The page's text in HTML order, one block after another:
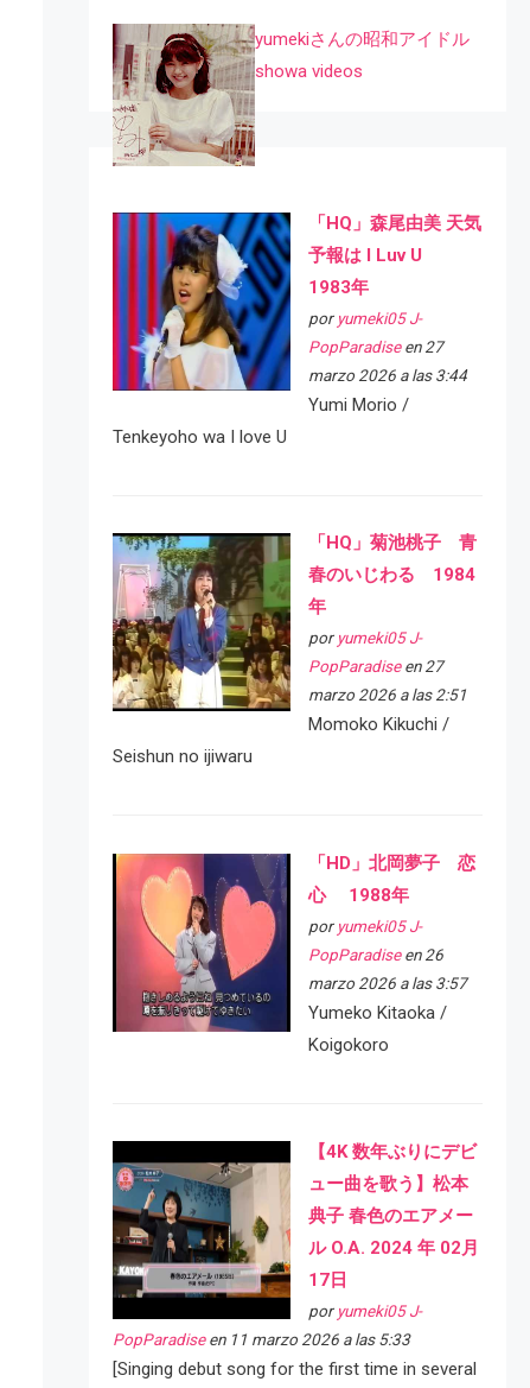
yumekiさんの昭和アイドル
showa videos
「HQ」森尾由美 天気
予報は I Luv U
1983年
por yumeki05 J-
PopParadiseen 27
marzo 2026 a las 3:44
Yumi Morio /
Tenkeyoho wa I love U
「HQ」菊池桃子 青
春のいじわる 1984
年
por yumeki05 J-
PopParadiseen 27
marzo 2026 a las 2:51
Momoko Kikuchi /
Seishun no ijiwaru
「HD」北岡夢子 恋
心 1988年
por yumeki05 J-
PopParadiseen 26
marzo 2026 a las 3:57
Yumeko Kitaoka /
Koigokoro
【4K 数年ぶりにデビ
ュー曲を歌う】松本
典子 春色のエアメー
ル O.A. 2024 年 02月
17日
por yumeki05 J-
PopParadiseen 11 marzo 2026 a las 5:33
[Singing debut song for the first time in several